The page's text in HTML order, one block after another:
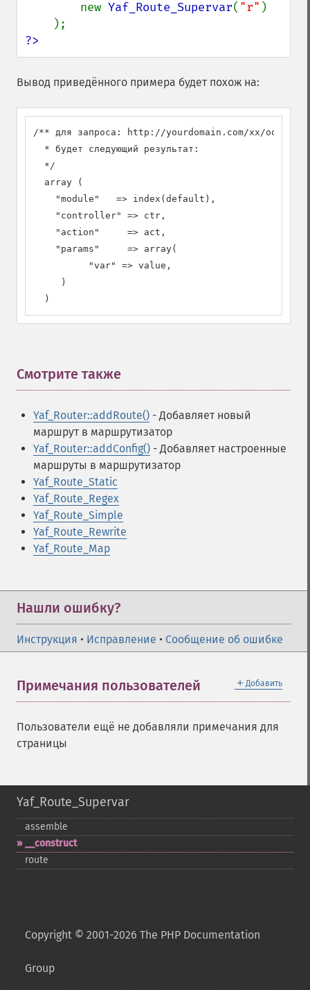
        new
Yaf_Route_Supervar( "r" )
?>
Вывод приведённого примера будет похож на:
/** для запроса: http://yourdomain.com/xx/oo/
  * будет следующий результат:
  */
  array (
    "module"   => index(default),
    "controller" => ctr,
    "action"     => act,
    "params"     => array(
          "var" => value,
     )
  )
Смотрите также
Yaf_Router::addRoute() - Добавляет новый
маршрут в маршрутизатор
Yaf_Router::addConfig() - Добавляет настроенные
маршруты в маршрутизатор
Yaf_Route_Static
Yaf_Route_Regex
Yaf_Route_Simple
Yaf_Route_Rewrite
Yaf_Route_Map
Нашли ошибку?
Инструкция • Исправление • Сообщение об ошибке
＋ Добавить
Примечания пользователей
Пользователи ещё не добавляли примечания для
страницы
Yaf_Route_Supervar
assemble
_​_​construct
route
Copyright © 2001-2026 The PHP Documentation
Group